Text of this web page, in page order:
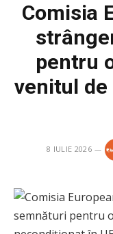
Comisia
pentru
venitul de
8 IULIE 2026